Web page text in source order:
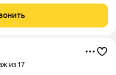
отопление (недорогие
из 17